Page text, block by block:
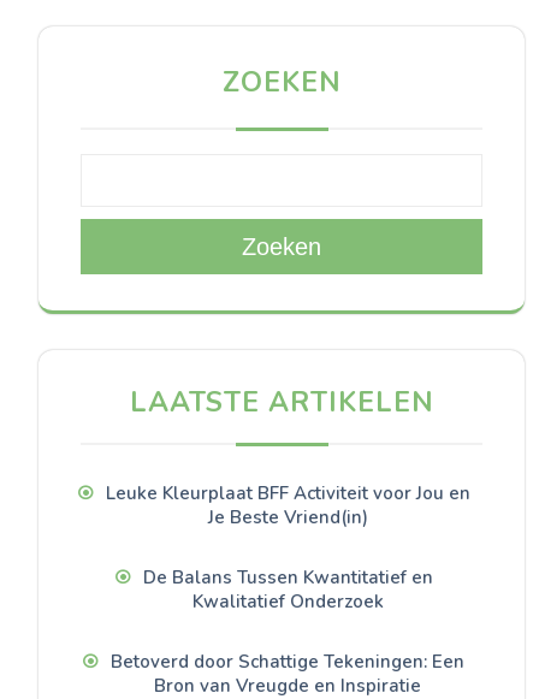
ZOEKEN
Zoeken
LAATSTE ARTIKELEN
Leuke Kleurplaat BFF Activiteit voor Jou en
Je Beste Vriend(in)
De Balans Tussen Kwantitatief en
Kwalitatief Onderzoek
Betoverd door Schattige Tekeningen: Een
Bron van Vreugde en Inspiratie